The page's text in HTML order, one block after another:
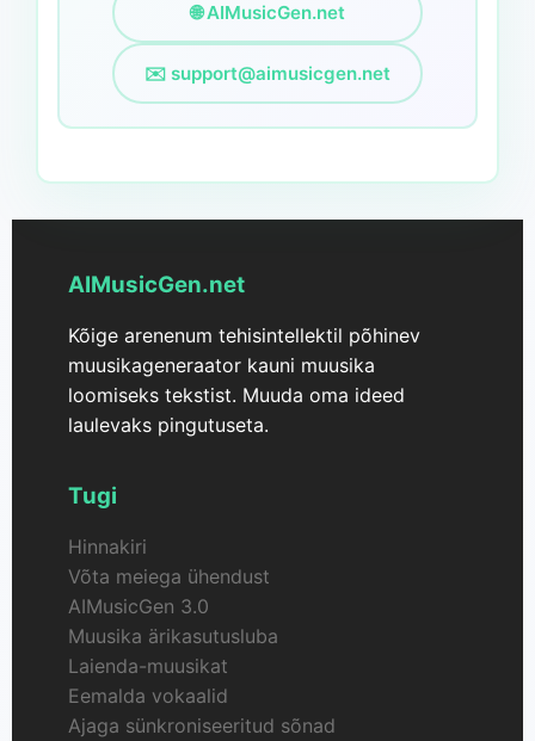
🌐 AIMusicGen.net
✉️ support@aimusicgen.net
AIMusicGen.net
Kõige arenenum tehisintellektil põhinev
muusikageneraator kauni muusika
loomiseks tekstist. Muuda oma ideed
laulevaks pingutuseta.
Tugi
Hinnakiri
Võta meiega ühendust
AIMusicGen 3.0
Muusika ärikasutusluba
Laienda-muusikat
Eemalda vokaalid
Ajaga sünkroniseeritud sõnad